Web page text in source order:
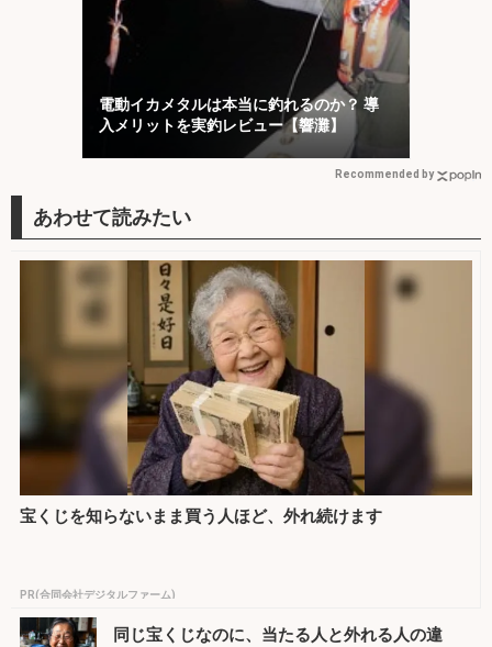
電動イカメタルは本当に釣れるのか？ 導
入メリットを実釣レビュー【響灘】
Recommended by
宝くじを知らないまま買う人ほど、外れ続けます
PR(合同会社デジタルファーム)
同じ宝くじなのに、当たる人と外れる人の違